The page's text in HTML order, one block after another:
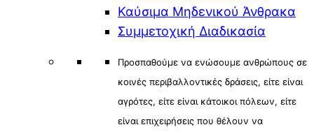
Καύσιμα Μηδενικού Άνθρακα
Συμμετοχική Διαδικασία
Προσπαθούμε να ενώσουμε ανθρώπους σε
κοινές περιβαλλοντικές δράσεις, είτε είναι
αγρότες, είτε είναι κάτοικοι πόλεων, είτε
είναι επιχειρήσεις που θέλουν να